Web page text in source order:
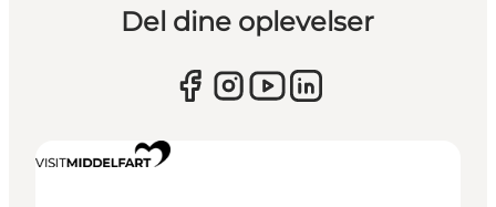
Del dine oplevelser